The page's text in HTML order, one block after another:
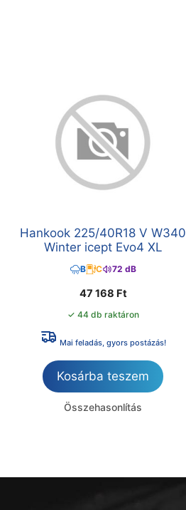
Hankook 225/40R18 V W340
Winter icept Evo4 XL
B C 72 dB
47 168 Ft
✓ 44 db raktáron
Mai feladás, gyors postázás!
Kosárba teszem
Összehasonlítás